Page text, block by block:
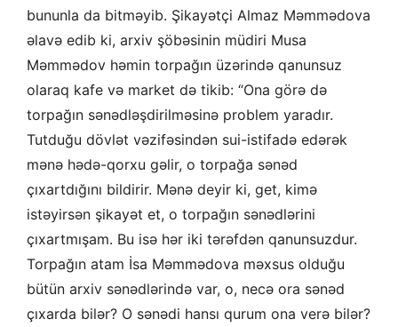
bununla da bitməyib. Şikayətçi Almaz Məmmədova
əlavə edib ki, arxiv şöbəsinin müdiri Musa
Məmmədov həmin torpağın üzərində qanunsuz
olaraq kafe və market də tikib: “Ona görə də
torpağın sənədləşdirilməsinə problem yaradır.
Tutduğu dövlət vəzifəsindən sui-istifadə edərək
mənə hədə-qorxu gəlir, o torpağa sənəd
çıxartdığını bildirir. Mənə deyir ki, get, kimə
istəyirsən şikayət et, o torpağın sənədlərini
çıxartmışam. Bu isə hər iki tərəfdən qanunsuzdur.
Torpağın atam İsa Məmmədova məxsus olduğu
bütün arxiv sənədlərində var, o, necə ora sənəd
çıxarda bilər? O sənədi hansı qurum ona verə bilər?